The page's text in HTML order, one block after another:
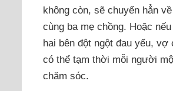
không còn, sẽ chuyển hẳn
cùng ba mẹ chồng. Hoặc
hai bên đột ngột đau yếu, vợ
có thể tạm thời mỗi người
chăm sóc.